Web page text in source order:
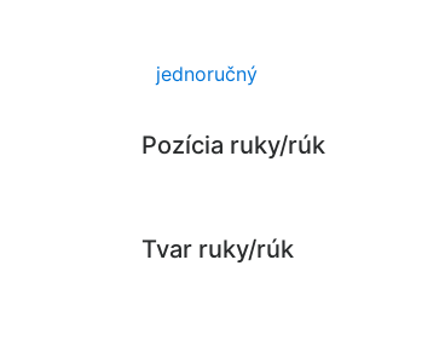
jednoručný
Pozícia ruky/rúk
Tvar ruky/rúk